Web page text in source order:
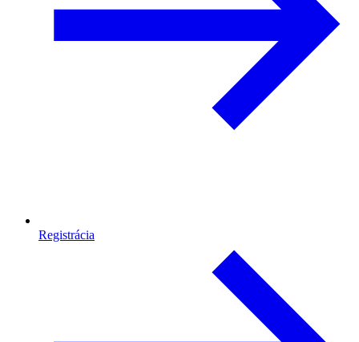
Registrácia